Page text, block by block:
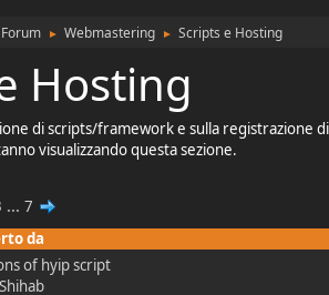
Forum ► Webmastering ► Scripts e Hosting
Hosting
di scripts/framework e sulla registrazione
visualizzando questa sezione.
... 7
da
of hyip script